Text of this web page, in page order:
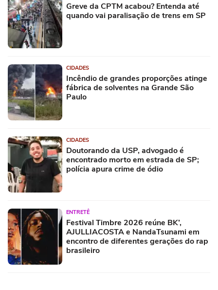
Greve da CPTM acabou? Entenda até
quando vai paralisação de trens em SP
CIDADES
Incêndio de grandes proporções atinge
fábrica de solventes na Grande São
Paulo
CIDADES
Doutorando da USP, advogado é
encontrado morto em estrada de SP;
polícia apura crime de ódio
ENTRETÊ
Festival Timbre 2026 reúne BK’,
AJULLIACOSTA e NandaTsunami em
encontro de diferentes gerações do rap
brasileiro